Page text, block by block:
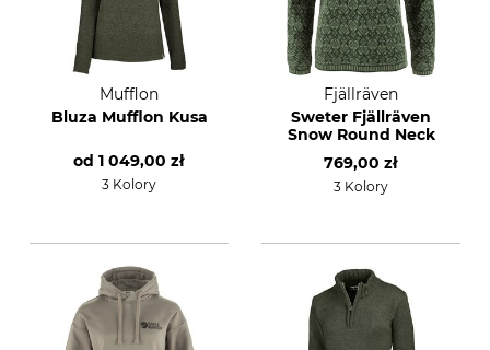
Mufflon
Bluza Mufflon Kusa
od 1 049,00 zł
3 Kolory
Fjällräven
Sweter Fjällräven
Snow Round Neck
769,00 zł
3 Kolory